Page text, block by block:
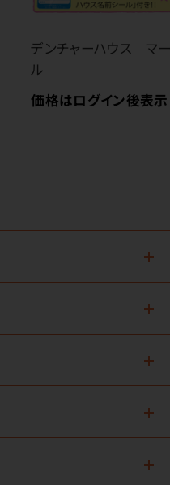
デンチャーハウス マ
ル
価格はログイン後表示